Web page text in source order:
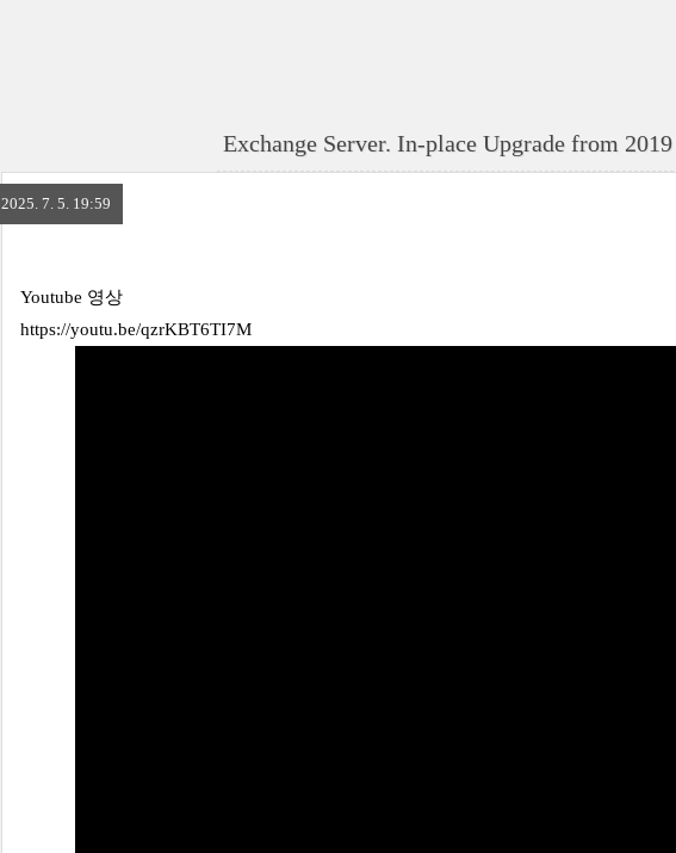
Exchange Server. In-place Upgrade from
2025. 7. 5. 19:59
Youtube 영상
https://youtu.be/qzrKBT6TI7M